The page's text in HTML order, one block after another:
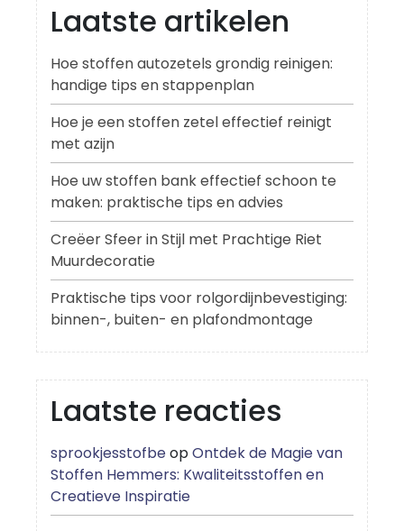
Laatste artikelen
Hoe stoffen autozetels grondig reinigen:
handige tips en stappenplan
Hoe je een stoffen zetel effectief reinigt
met azijn
Hoe uw stoffen bank effectief schoon te
maken: praktische tips en advies
Creëer Sfeer in Stijl met Prachtige Riet
Muurdecoratie
Praktische tips voor rolgordijnbevestiging:
binnen-, buiten- en plafondmontage
Laatste reacties
sprookjesstofbeopOntdek de Magie van
Stoffen Hemmers: Kwaliteitsstoffen en
Creatieve Inspiratie